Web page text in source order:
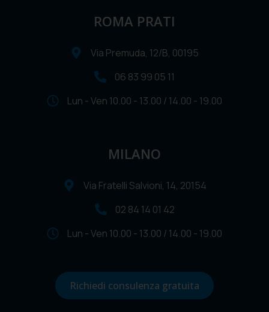
ROMA PRATI
Via Premuda, 12/B, 00195
06 83 99 05 11
Lun - Ven 10.00 - 13.00 / 14.00 - 19.00
MILANO
Via Fratelli Salvioni, 14, 20154
02 84 14 01 42
Lun - Ven 10.00 - 13.00 / 14.00 - 19.00
Richiedi consulenza gratuita